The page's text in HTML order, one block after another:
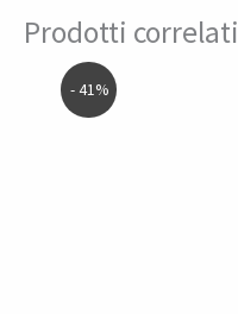
Prodotti correlati
- 41%
Il
prezzo